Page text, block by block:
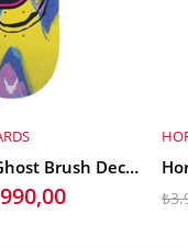
Horn 8.0 Pro Ghost Brush Deck Profesyonel Kaykay Tahtası